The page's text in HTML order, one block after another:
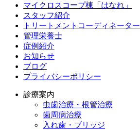
マイクロスコープ棟「はなれ」
スタッフ紹介
トリートメントコーディネーター
管理栄養士
症例紹介
お知らせ
ブログ
プライバシーポリシー
診療案内
虫歯治療・根管治療
歯周病治療
入れ歯・ブリッジ